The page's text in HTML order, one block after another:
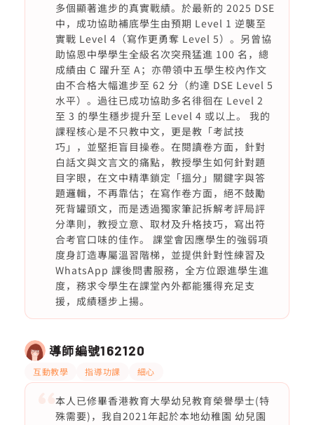
多個顯著進步的真實戰績。於最新的 2025 DSE
中，成功協助補底學生由預期 Level 1 逆襲至
實戰 Level 4（寫作更勇奪 Level 5）。另曾協
助協恩中學學生全級名次突飛猛進 100 名，總
成績由 C 躍升至 A；亦帶領中五學生校內作文
由不合格大幅進步至 62 分（約達 DSE Level 5
水平）。過往已成功協助多名徘徊在 Level 2
至 3 的學生穩步提升至 Level 4 或以上。 我的
課程核心是不只教中文，更是教「考試技
巧」，並堅拒盲目操卷。在閱讀卷方面，針對
白話文與文言文的痛點，教授學生如何針對題
目字眼，在文中精準鎖定「搵分」關鍵字與答
題邏輯，不再靠估；在寫作卷方面，絕不鼓勵
死背罐頭文，而是透過獨家筆記拆解考評局評
分準則，教授立意、取材及升格技巧，寫出符
合考官口味的佳作。 課堂會因應學生的強弱項
度身訂造專屬溫習階梯，並提供針對性練習及
WhatsApp 課後問書服務，全方位跟進學生進
度，務求令學生在課堂內外都能獲得充足支
援，成績穩步上揚。
導師編號162120
互動教學 指導功課 細心
本人已修畢香港教育大學幼兒教育榮譽學士(特
殊需要)，我自2021年起於本地幼稚園 幼兒園